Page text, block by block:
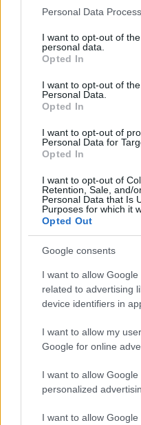
Please note that this
not limited to your visit or
grant or deny consent to
use your data for below
consent section.
Personal Data
I want to opt-out of
personal data.
Opted In
I want to opt-out of
Personal Data.
Opted In
I want to opt-out of
Personal Data for
Opted In
I want to opt-out of
Retention, Sale, and/
Personal Data that Is
Purposes for which it
Opted Out
Google consents
I want to allow
related to advertising
device identifiers in
I want to allow my
Google for online
I want to allow
personalized
I want to allow
Alexander Albon
Nicholas Latifi
Nyck De Vries
Nico Hulkenberg
A konstruktőröknél a
pont a Ferrari előtt,
ponttal van